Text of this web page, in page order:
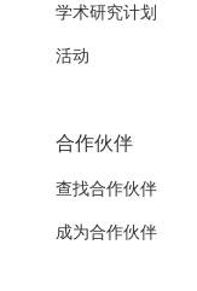
学术研究计划
活动
合作伙伴
查找合作伙伴
成为合作伙伴